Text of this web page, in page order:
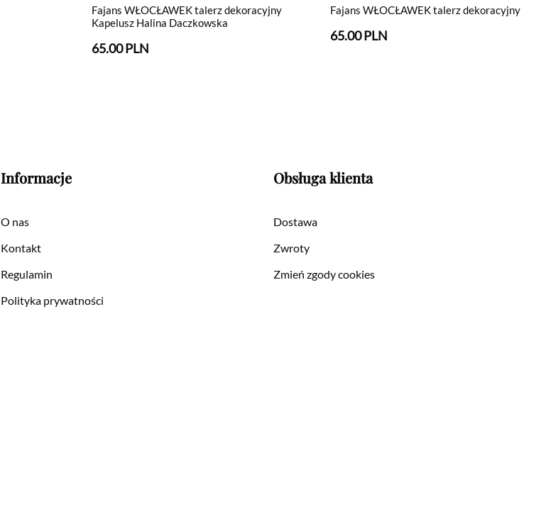
Fajans WŁOCŁAWEK talerz dekoracyjny
Kapelusz Halina Daczkowska
65.00 PLN
Fajans WŁOCŁAWEK talerz dekoracyjny
65.00 PLN
Informacje
O nas
Kontakt
Regulamin
Polityka prywatności
Obsługa klienta
Dostawa
Zwroty
Zmień zgody cookies